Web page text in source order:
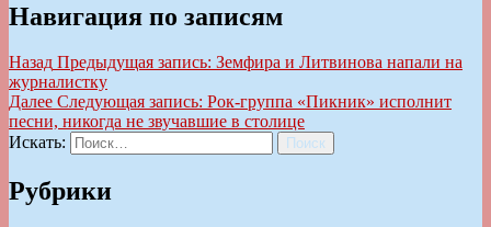
Навигация по записям
Назад Предыдущая запись: Земфира и Литвинова напали на
журналистку
Далее Следующая запись: Рок-группа «Пикник» исполнит
песни, никогда не звучавшие в столице
Искать:
Поиск
Рубрики